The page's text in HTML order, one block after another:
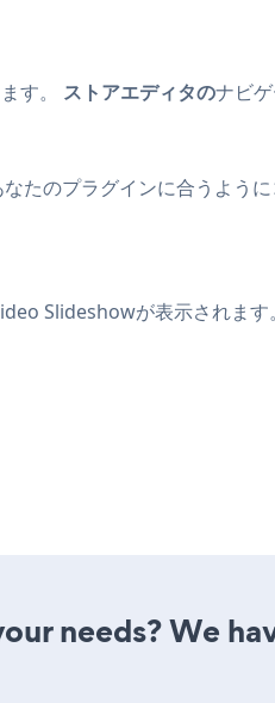
す。 ストアエディタのナビ
たのプラグインに合うよう
Slideshowが表示されます
needs? We